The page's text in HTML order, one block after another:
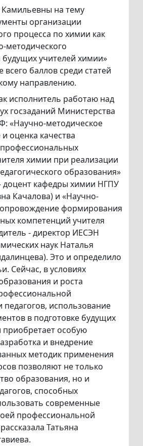
Камильевны на тему
организации
процесса по химии как
методического
учителей химии»
баллов среди статей
направлению.
исполнитель работаю над
госзаданий Министерства
«Научно-методическое
оценка качества
химии при реализации
образования»
доцент кафедры химии НГПУ
Качалова) и «Научно-
формирования
компетенций учителя
- директор ИЕСЭН
наук Наталья
Это и определило
Сейчас, в условиях
и роста
педагогов, использование
в подготовке будущих
приобретает особую
и внедрение
методик применения
позволяют не только
образования, но и
способных
современные
профессиональной
Татьяна